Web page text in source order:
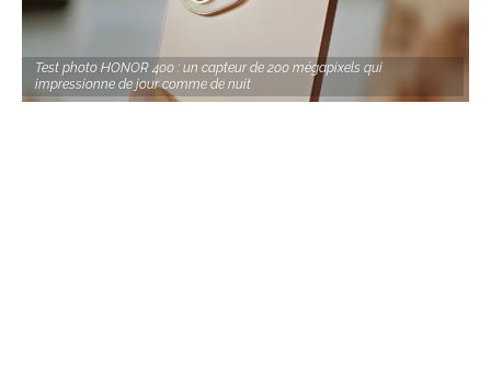
Test photo HONOR 400 : un capteur de 200 mégapixels qui
impressionne de jour comme de nuit